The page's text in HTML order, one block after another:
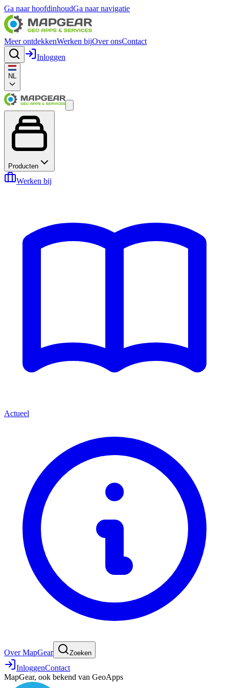
Ga naar hoofdinhoudGa naar navigatie
Meer ontdekkenWerken bijOver onsContact
Inloggen
NL
Producten
Werken bij
Actueel
Over MapGear Zoeken
InloggenContact
MapGear, ook bekend van GeoApps